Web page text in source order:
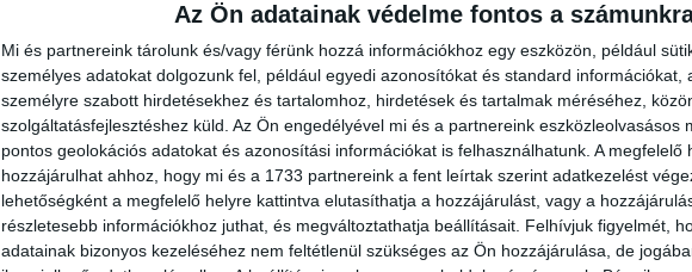
Az Ön adatainak védelme fontos a
Mi és partnereink tárolunk és/vagy férünk hozzá információkhoz egy eszközön, például
személyes adatokat dolgozunk fel, például egyedi azonosítókat és standard információkat,
személyre szabott hirdetésekhez és tartalomhoz, hirdetések és tartalmak méréséhez,
szolgáltatásfejlesztéshez küld. Az Ön engedélyével mi és a partnereink eszközleolvasásos
pontos geolokációs adatokat és azonosítási információkat is felhasználhatunk. A megfelelő
hozzájárulhat ahhoz, hogy mi és a 1733 partnereink a fent leírtak szerint adatkezelést
lehetőségként a megfelelő helyre kattintva elutasíthatja a hozzájárulást, vagy a
részletesebb információkhoz juthat, és megváltoztathatja beállításait. Felhívjuk figyelmét,
adatainak bizonyos kezeléséhez nem feltétlenül szükséges az Ön hozzájárulása, de
Fix 3%
Kizárólag nálunk
Árcsökkenés
Videós
Fix 3%
Kizárólag